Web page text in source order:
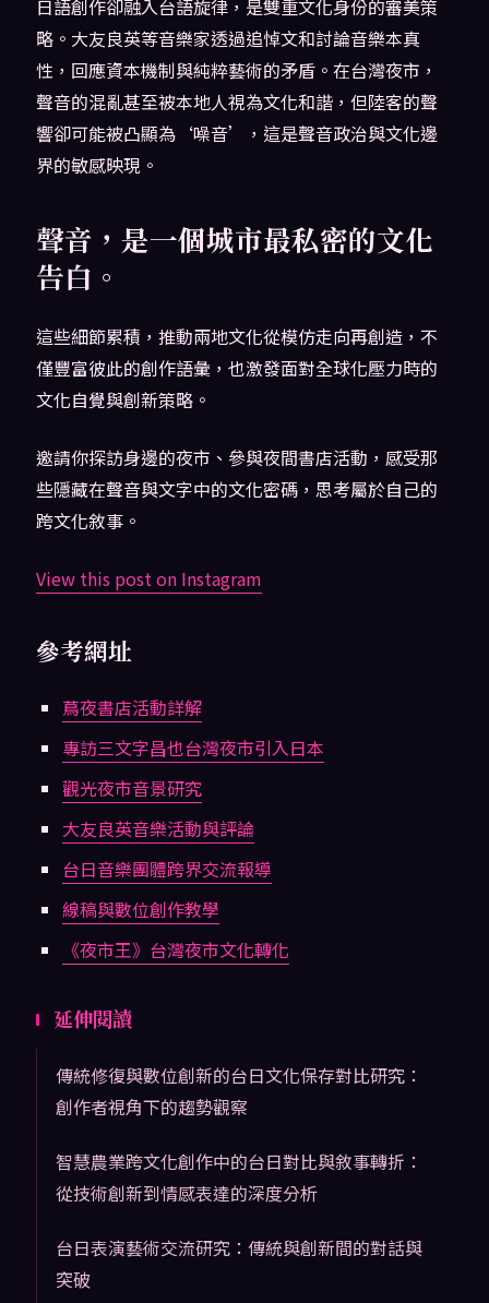
日語創作卻融入台語旋律，是雙重文化身份的審美策
略。大友良英等音樂家透過追悼文和討論音樂本真
性，回應資本機制與純粹藝術的矛盾。在台灣夜市，
聲音的混亂甚至被本地人視為文化和諧，但陸客的聲
響卻可能被凸顯為‘噪音’，這是聲音政治與文化邊
界的敏感映現。
聲音，是一個城市最私密的文化
告白。
這些細節累積，推動兩地文化從模仿走向再創造，不
僅豐富彼此的創作語彙，也激發面對全球化壓力時的
文化自覺與創新策略。
邀請你探訪身邊的夜市、參與夜間書店活動，感受那
些隱藏在聲音與文字中的文化密碼，思考屬於自己的
跨文化敘事。
View this post on Instagram
參考網址
蔦夜書店活動詳解
專訪三文字昌也台灣夜市引入日本
觀光夜市音景研究
大友良英音樂活動與評論
台日音樂團體跨界交流報導
線稿與數位創作教學
《夜市王》台灣夜市文化轉化
延伸閱讀
傳統修復與數位創新的台日文化保存對比研究：
創作者視角下的趨勢觀察
智慧農業跨文化創作中的台日對比與敘事轉折：
從技術創新到情感表達的深度分析
台日表演藝術交流研究：傳統與創新間的對話與
突破